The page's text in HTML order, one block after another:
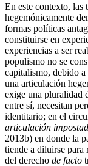
En este contexto, las
hegemónicamente
formas políticas
constituirse en
experiencias a ser
populismo no se
capitalismo, debido a
una articulación
exige una pluralidad
entre sí, necesitan
identitario; en el
articulación
2013b) en donde la
tiende a diluirse para
del derecho de facto